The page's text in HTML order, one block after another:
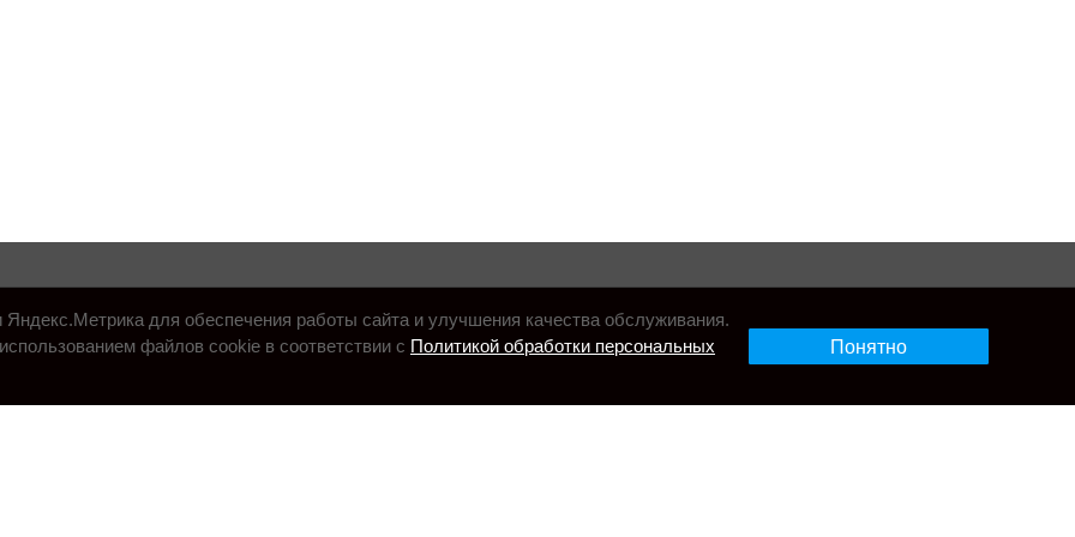
для обеспечения работы сайта и улучшения качества обслуживания.
файлов cookie в соответствии с Политикой обработки персональных
Понятно